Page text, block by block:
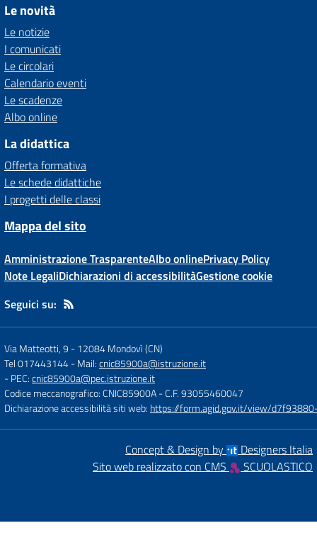
Le novità
Le notizie
I comunicati
Le circolari
Calendario eventi
Le scadenze
Albo online
La didattica
Offerta formativa
Le schede didattiche
I progetti delle classi
Mappa del sito
Amministrazione TrasparenteAlbo onlinePrivacy Policy
Note LegaliDichiarazioni di accessibilitàGestione cookie
Seguici su:
Via Matteotti, 9 -12084 Mondovì (CN)
Tel 017443144- Mail:cnic85900a@istruzione.it
- PEC:cnic85900a@pec.istruzione.it
Codice meccanografico: CNIC85900A- C.F. 93055460047
Dichiarazione accessibilità siti web: https://form.agid.gov.it/view/
Concept & Design by
Designers Italia
Sito web realizzato con CMS
SCUOLASTICO